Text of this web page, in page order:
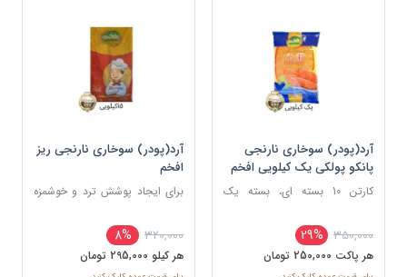
آرد(پودر) سوخاری نارنجی
پانکو پولکی یک کیلویی افخم
کارتن 10 بسته ای، بسته یک
350,000
29%
هر پاکت 250,000 تومان
آرد(پودر) سوخاری نارنجی ریز
افخم
برای ایجاد پوشش ترد و خوشمزه
سرخ کردنی
320,000
8%
هر کيلو 295,000 تومان